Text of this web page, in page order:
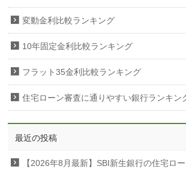
変動金利比較ランキング
10年固定金利比較ランキング
フラット35金利比較ランキング
住宅ローン審査に通りやすい銀行ランキン
最近の投稿
【2026年8月最新】SBI新生銀行の住宅ロ